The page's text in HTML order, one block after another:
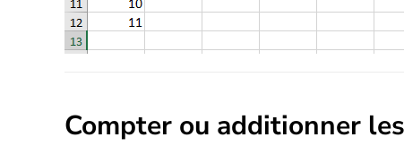
Compter ou additionner